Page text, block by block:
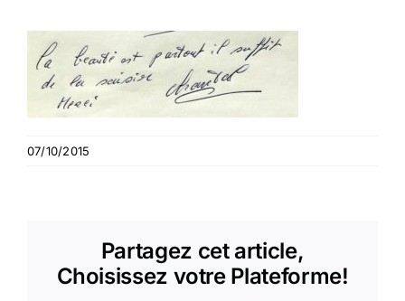
07/10/2015
Partagez cet article,
Choisissez votre Plateforme!